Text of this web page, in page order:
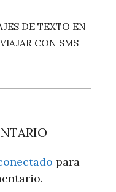
DE TEXTO EN
CON SMS
para